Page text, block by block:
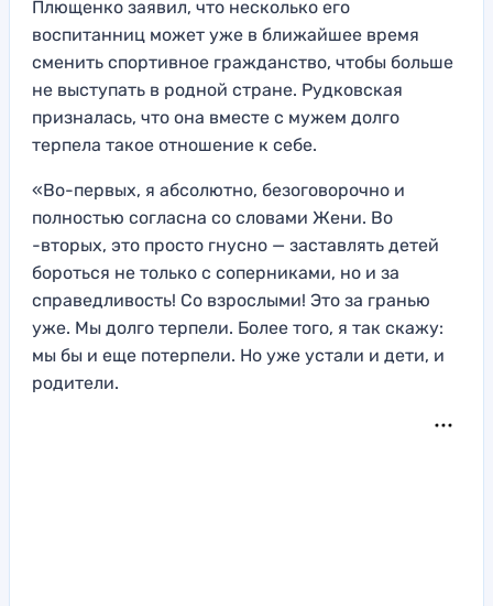
Плющенко заявил, что несколько его
воспитанниц может уже в ближайшее время
сменить спортивное гражданство, чтобы больше
не выступать в родной стране. Рудковская
призналась, что она вместе с мужем долго
терпела такое отношение к себе.
«Во-первых, я абсолютно, безоговорочно и
полностью согласна со словами Жени. Во
-вторых, это просто гнусно — заставлять детей
бороться не только с соперниками, но и за
справедливость! Со взрослыми! Это за гранью
уже. Мы долго терпели. Более того, я так скажу:
мы бы и еще потерпели. Но уже устали и дети, и
родители.